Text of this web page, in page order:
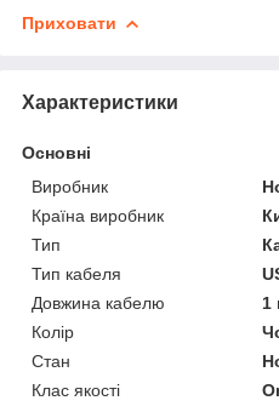
Приховати
Характеристики
Основні
Виробник
Країна виробник
Тип
Тип кабеля
Довжина кабелю
1
Колір
Стан
Клас якості